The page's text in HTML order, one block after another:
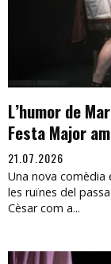
L’humor de
Festa Major
21.07.2026
Una nova
les ruïnes del
Cèsar com a...